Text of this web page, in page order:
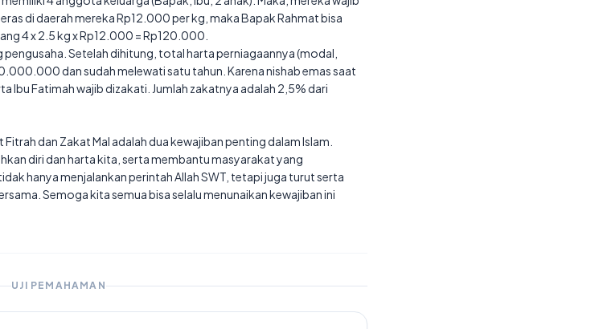
di daerah mereka Rp12.000 per kg, maka Bapak Rahmat bisa
4 x 2.5 kg x Rp12.000 = Rp120.000.
pengusaha. Setelah dihitung, total harta perniagaannya (modal,
dan sudah melewati satu tahun. Karena nishab emas saat
Fatimah wajib dizakati. Jumlah zakatnya adalah 2,5% dari
dan Zakat Mal adalah dua kewajiban penting dalam Islam.
diri dan harta kita, serta membantu masyarakat yang
hanya menjalankan perintah Allah SWT, tetapi juga turut serta
Semoga kita semua bisa selalu menunaikan kewajiban ini
UJI PEMAHAMAN